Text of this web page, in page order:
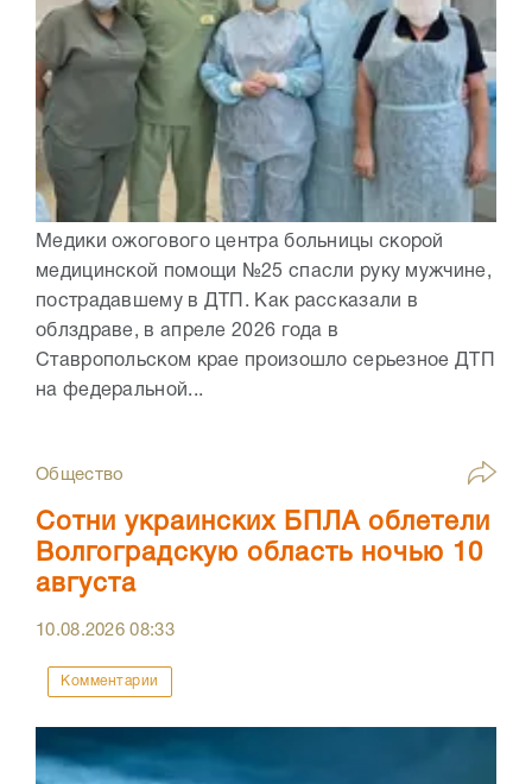
Медики ожогового центра больницы скорой
медицинской помощи №25 спасли руку мужчине,
пострадавшему в ДТП. Как рассказали в
облздраве, в апреле 2026 года в
Ставропольском крае произошло серьезное ДТП
на федеральной...
Общество
Сотни украинских БПЛА облетели
Волгоградскую область ночью 10
августа
10.08.202608:33
Комментарии